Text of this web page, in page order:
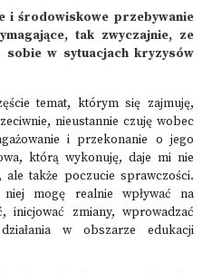
i środowiskowe przebywanie
tak zwyczajnie, ze
w sytuacjach kryzysów
temat, którym się zajmuję,
nieustannie czuję wobec
i przekonanie o jego
którą wykonuję, daje mi nie
także poczucie sprawczości.
mogę realnie wpływać na
inicjować zmiany, wprowadzać
w obszarze edukacji